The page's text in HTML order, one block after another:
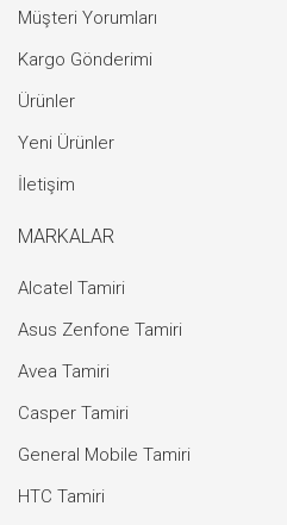
Müşteri Yorumları
Kargo Gönderimi
Ürünler
Yeni Ürünler
İletişim
MARKALAR
Alcatel Tamiri
Asus Zenfone Tamiri
Avea Tamiri
Casper Tamiri
General Mobile Tamiri
HTC Tamiri